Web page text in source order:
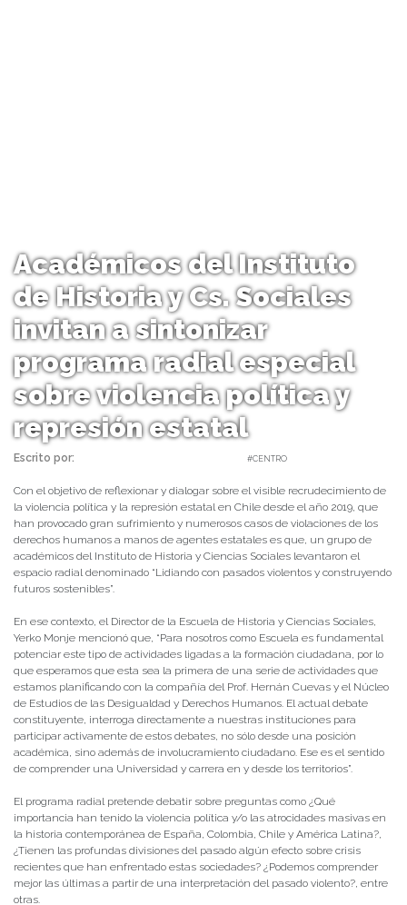
Académicos del Instituto
de Historia y Cs. Sociales
invitan a sintonizar
programa radial especial
sobre violencia política y
represión estatal
Escrito por: #CENTRO
Con el objetivo de reflexionar y dialogar sobre el visible recrudecimiento de
la violencia política y la represión estatal en Chile desde el año 2019, que
han provocado gran sufrimiento y numerosos casos de violaciones de los
derechos humanos a manos de agentes estatales es que, un grupo de
académicos del Instituto de Historia y Ciencias Sociales levantaron el
espacio radial denominado “Lidiando con pasados violentos y construyendo
futuros sostenibles”.
En ese contexto, el Director de la Escuela de Historia y Ciencias Sociales,
Yerko Monje mencionó que, “Para nosotros como Escuela es fundamental
potenciar este tipo de actividades ligadas a la formación ciudadana, por lo
que esperamos que esta sea la primera de una serie de actividades que
estamos planificando con la compañía del Prof. Hernán Cuevas y el Núcleo
de Estudios de las Desigualdad y Derechos Humanos. El actual debate
constituyente, interroga directamente a nuestras instituciones para
participar activamente de estos debates, no sólo desde una posición
académica, sino además de involucramiento ciudadano. Ese es el sentido
de comprender una Universidad y carrera en y desde los territorios”.
El programa radial pretende debatir sobre preguntas como ¿Qué
importancia han tenido la violencia política y/o las atrocidades masivas en
la historia contemporánea de España, Colombia, Chile y América Latina?,
¿Tienen las profundas divisiones del pasado algún efecto sobre crisis
recientes que han enfrentado estas sociedades? ¿Podemos comprender
mejor las últimas a partir de una interpretación del pasado violento?, entre
otras.